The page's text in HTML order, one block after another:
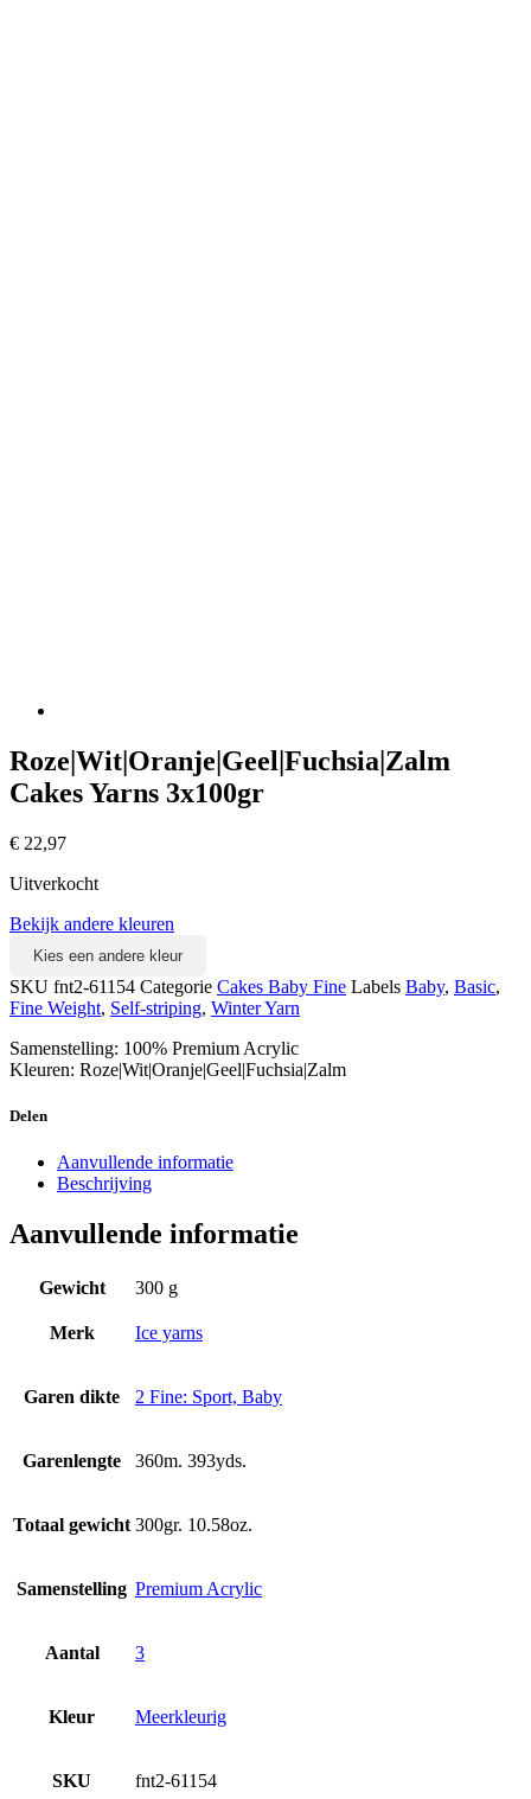
Roze|Wit|Oranje|Geel|Fuchsia|Zalm
Cakes Yarns 3x100gr
€ 22,97
Uitverkocht
Bekijk andere kleuren
Kies een andere kleur
SKU fnt2-61154 Categorie Cakes Baby Fine Labels Baby, Basic,
Fine Weight, Self-striping, Winter Yarn
Samenstelling: 100% Premium Acrylic
Kleuren: Roze|Wit|Oranje|Geel|Fuchsia|Zalm
Delen
Aanvullende informatie
Beschrijving
Aanvullende informatie
Gewicht 300 g
Merk Ice yarns
Garen dikte 2 Fine: Sport, Baby
Garenlengte 360m. 393yds.
Totaal gewicht 300gr. 10.58oz.
Samenstelling Premium Acrylic
Aantal 3
Kleur Meerkleurig
SKU fnt2-61154